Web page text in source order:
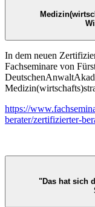
In dem neuen
Fachseminare von
https://
berater/zertifizierter-
"Das hat sich